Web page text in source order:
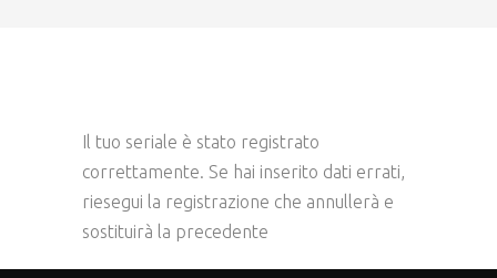
Il tuo seriale è stato registrato
correttamente. Se hai inserito dati errati,
riesegui la registrazione che annullerà e
sostituirà la precedente